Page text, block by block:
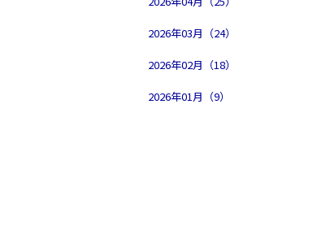
2026年03月（24）
2026年02月（18）
2026年01月（9）